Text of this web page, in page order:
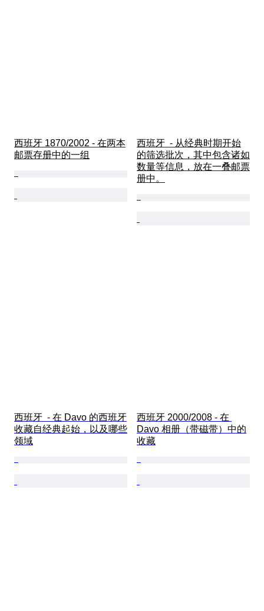
西班牙 1870/2002 - 在两本
邮票存册中的一组
西班牙  - 从经典时期开始
的筛选批次，其中包含诸如
数量等信息，放在一叠邮票
册中。
西班牙  - 在 Davo 的西班牙
收藏自经典起始，以及哪些
领域
西班牙 2000/2008 - 在
Davo 相册（带磁带）中的
收藏